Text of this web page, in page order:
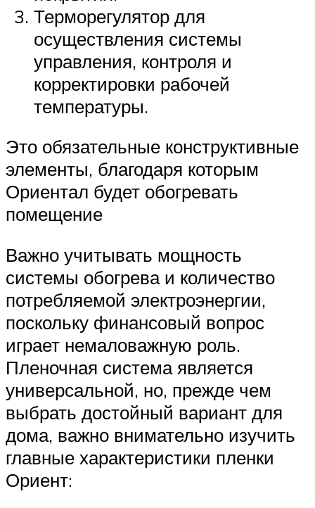
Терморегулятор для
осуществления системы
управления, контроля и
корректировки рабочей
температуры.
Это обязательные конструктивные
элементы, благодаря которым
Ориентал будет обогревать
помещение
Важно учитывать мощность
системы обогрева и количество
потребляемой электроэнергии,
поскольку финансовый вопрос
играет немаловажную роль.
Пленочная система является
универсальной, но, прежде чем
выбрать достойный вариант для
дома, важно внимательно изучить
главные характеристики пленки
Ориент: